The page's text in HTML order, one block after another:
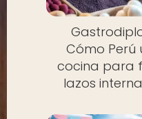
Cómo Perú
cocina para
lazos